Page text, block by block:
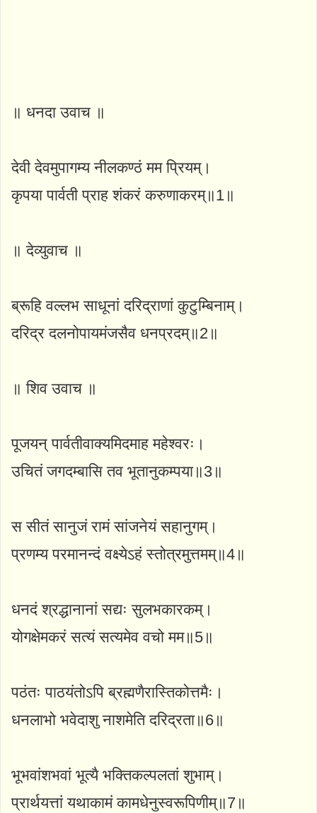
॥ धनदा उवाच ॥
देवी देवमुपागम्य नीलकण्ठं मम प्रियम्।
कृपया पार्वती प्राह शंकरं करुणाकरम्॥1॥
॥ देव्युवाच ॥
ब्रूहि वल्लभ साधूनां दरिद्राणां कुटुम्बिनाम्।
दरिद्र दलनोपायमंजसैव धनप्रदम्॥2॥
॥ शिव उवाच ॥
पूजयन् पार्वतीवाक्यमिदमाह महेश्वरः।
उचितं जगदम्बासि तव भूतानुकम्पया॥3॥
स सीतं सानुजं रामं सांजनेयं सहानुगम्।
प्रणम्य परमानन्दं वक्ष्येऽहं स्तोत्रमुत्तमम्॥4॥
धनदं श्रद्धानानां सद्यः सुलभकारकम्।
योगक्षेमकरं सत्यं सत्यमेव वचो मम॥5॥
पठंतः पाठयंतोऽपि ब्रह्मणैरास्तिकोत्तमैः।
धनलाभो भवेदाशु नाशमेति दरिद्रता॥6॥
भूभवांशभवां भूत्यै भक्तिकल्पलतां शुभाम्।
प्रार्थयत्तां यथाकामं कामधेनुस्वरूपिणीम्॥7॥